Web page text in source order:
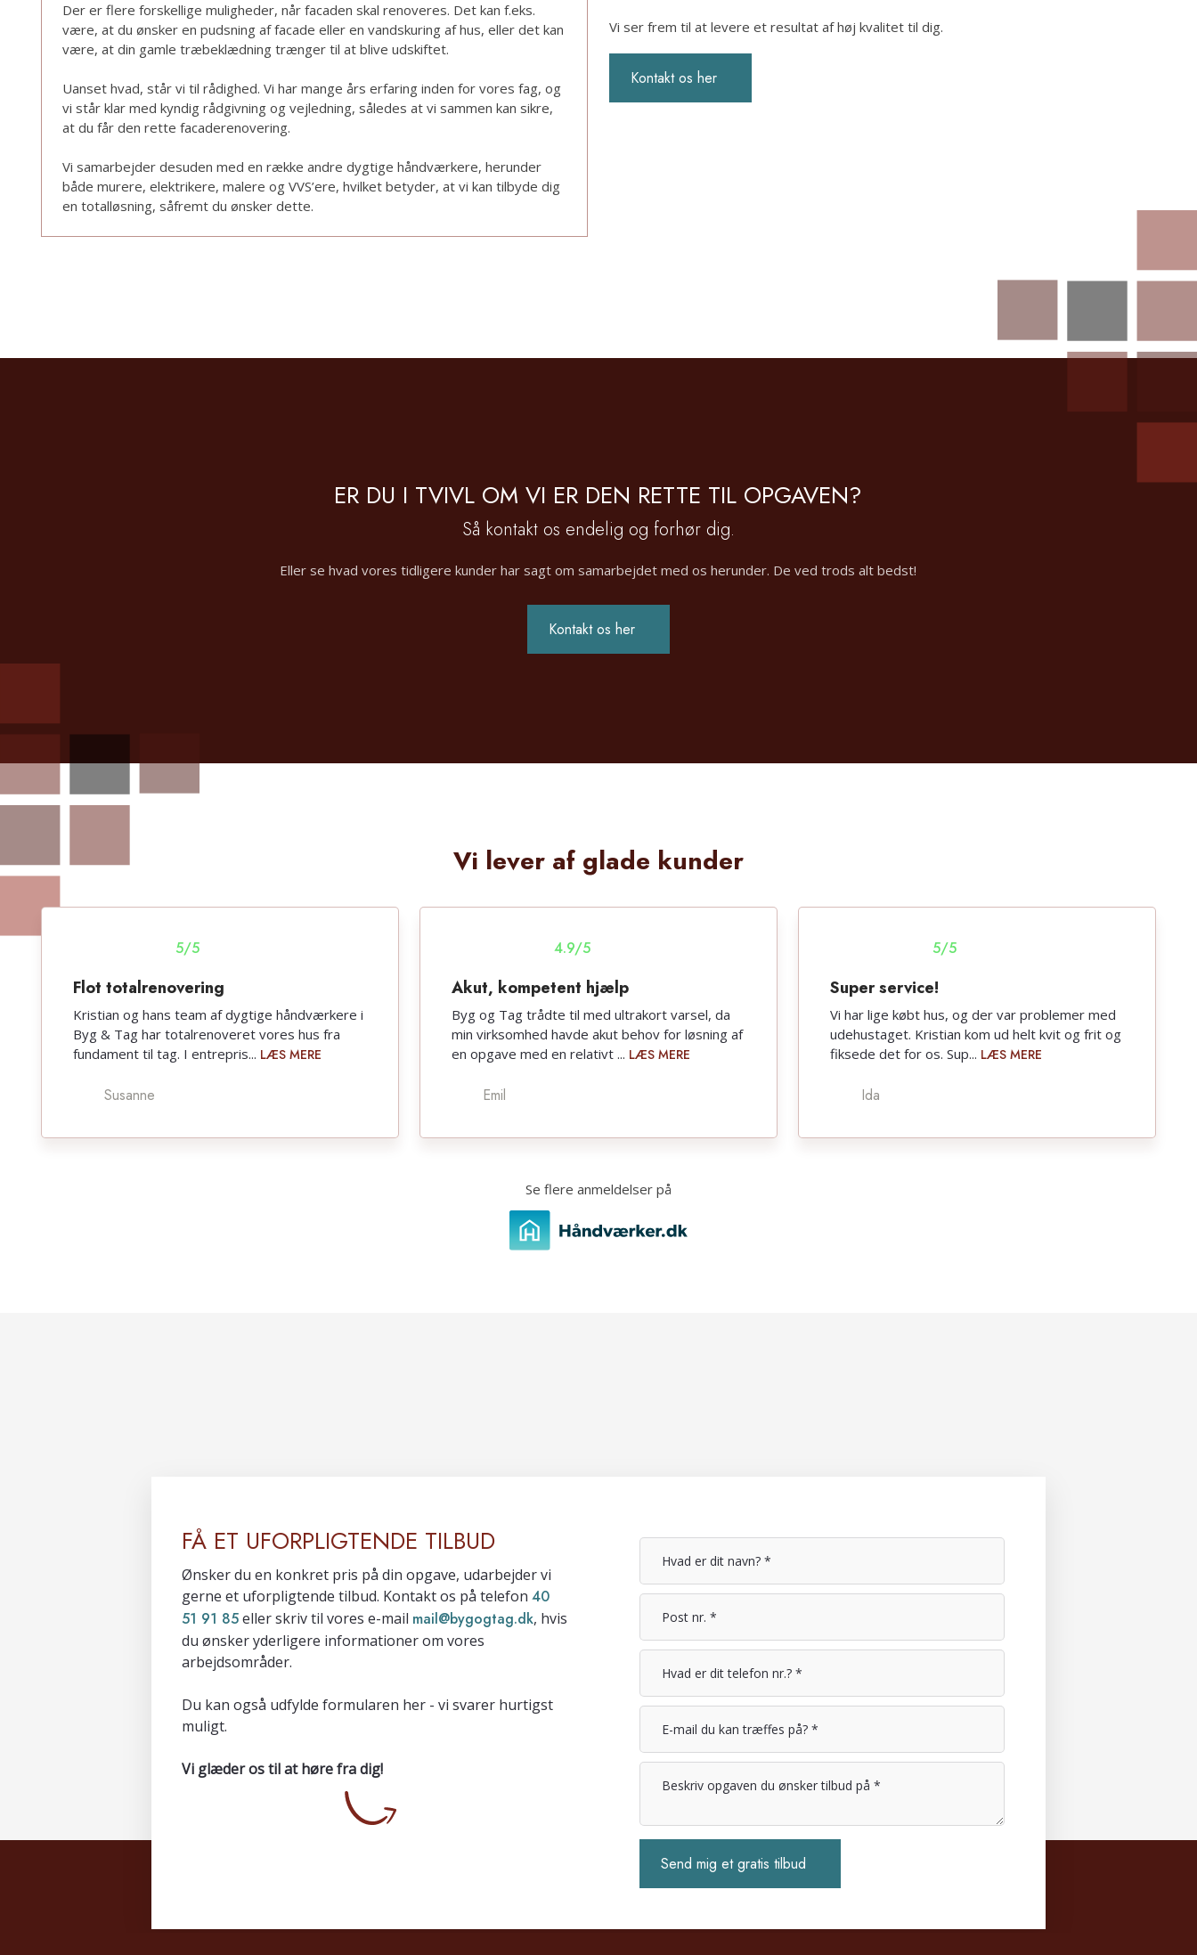
Der er flere forskellige muligheder, når facaden skal renoveres. Det kan f.eks.
være, at du ønsker en pudsning af facade eller en vandskuring af hus, eller det kan
være, at din gamle træbeklædning trænger til at blive udskiftet.​
Uanset hvad, står vi til rådighed. Vi har mange års erfaring inden for vores fag, og
vi står klar med kyndig rådgivning og vejledning, således at vi sammen kan sikre,
at du får den rette facaderenovering.​
Vi samarbejder desuden med en række andre dygtige håndværkere, herunder
både murere, elektrikere, malere og VVS’ere, hvilket betyder, at vi kan tilbyde dig
en totalløsning, såfremt du ønsker dette.
Vi ser frem til at levere et resultat af høj kvalitet til dig.
Kontakt os her​
ER DU I TVIVL OM VI ER DEN RETTE TIL OPGAVEN?
Så kontakt os endelig og forhør dig.
Eller se hvad vores tidligere kunder har sagt om samarbejdet med os herunder. ​De ved trods alt bedst!
Kontakt os her
Vi lever af glade kunder
5/5​
Flot totalrenovering
Kristian og hans team af dygtige håndværkere i
Byg & Tag har totalrenoveret vores hus fra
fundament til tag. I entrepris... LÆS MERE
Susanne
​4.9/5
​Akut, kompetent hjælp
Byg og Tag trådte til med ultrakort varsel, da
min virksomhed havde akut behov for løsning af
en opgave med en relativt ...​ LÆS MERE
Emil
​5/5
Super service!
Vi har lige købt hus, og der var problemer med
udehustaget. Kristian kom ud helt kvit og frit og
fiksede det for os. Sup... LÆS MERE
Ida
​Se flere anmeldelser på
FÅ ET UFORPLIGTENDE TILBUD
Ønsker du en konkret pris på din opgave, udarbejder vi
gerne et uforpligtende tilbud. Kontakt os på telefon40
51 91 85eller skriv til vores e-mail mail@bygogtag.dk, hvis
du ønsker yderligere informationer om vores
arbejdsområder.
Du kan også udfylde formularen her - vi svarer hurtigst
muligt.
Vi glæder os til at høre fra dig!